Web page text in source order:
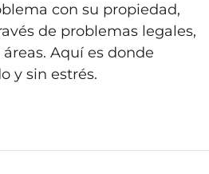
con su propiedad,
de problemas legales,
Aquí es donde
y sin estrés.